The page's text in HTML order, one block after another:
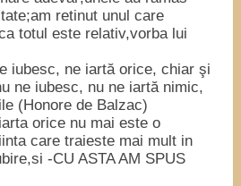
retinut unul care
totul este relativ,vorba lui
iubesc, ne iartă orice, chiar şi
ne iubesc, nu ne iartă nimic,
(Honore de Balzac)
orice nu mai este o
care traieste mai mult in
-CU ASTA AM SPUS